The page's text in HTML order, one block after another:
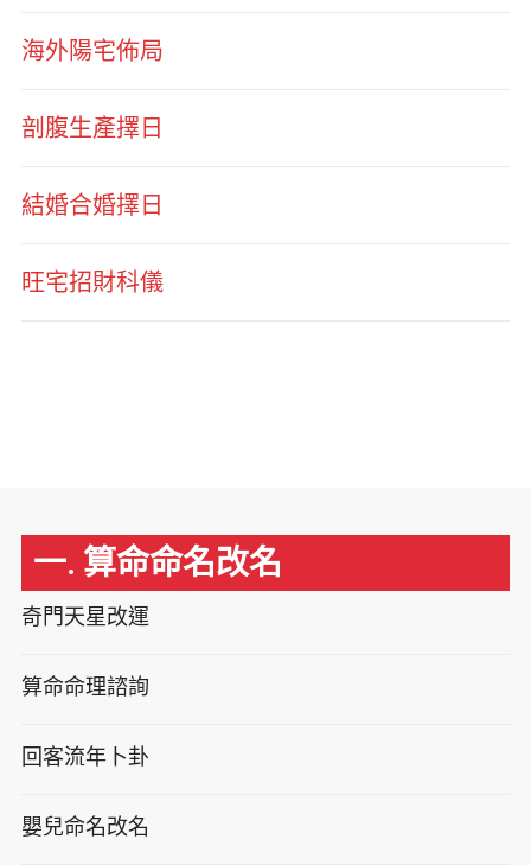
海外陽宅佈局
剖腹生產擇日
結婚合婚擇日
旺宅招財科儀
一. 算命命名改名
奇門天星改運
算命命理諮詢
回客流年卜卦
嬰兒命名改名